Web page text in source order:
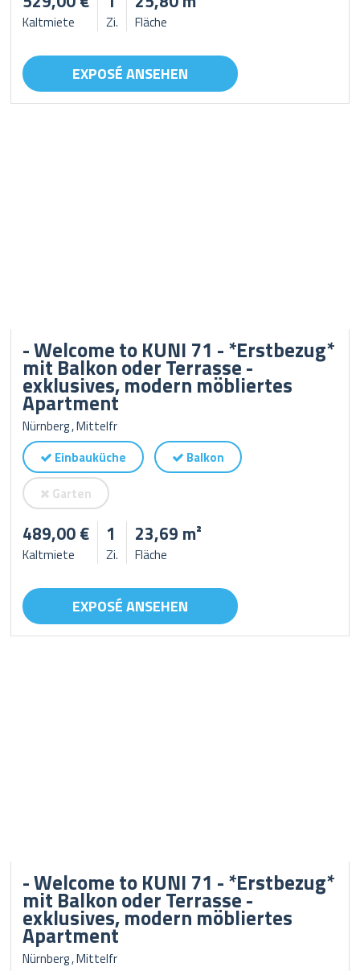
Kaltmiete Zi. Fläche
EXPOSÉ ANSEHEN
- Welcome to KUNI 71 - *Erstbezug*
mit Balkon oder Terrasse -
exklusives, modern möbliertes
Apartment
Nürnberg , Mittelfr
Einbauküche
Balkon
Garten
489,00 €
Kaltmiete
1
Zi.
23,69 m²
Fläche
EXPOSÉ ANSEHEN
- Welcome to KUNI 71 - *Erstbezug*
mit Balkon oder Terrasse -
exklusives, modern möbliertes
Apartment
Nürnberg , Mittelfr